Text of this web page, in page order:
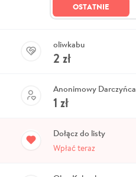
OSTATNIE
oliwkabu
2 zł
Anonimowy Darczyńca
1 zł
Dołącz do listy
Wpłać teraz